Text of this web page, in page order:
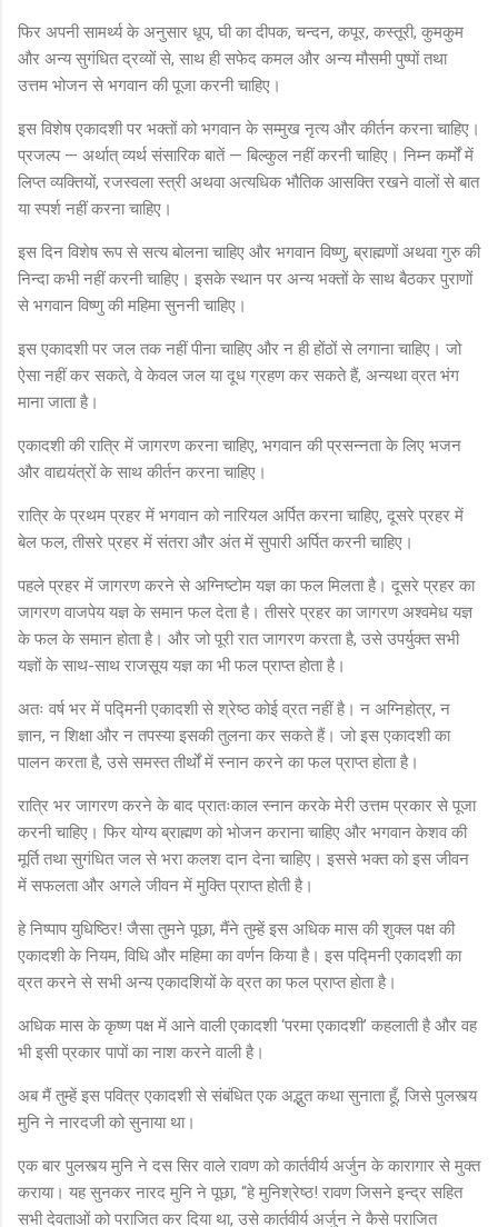
फिर अपनी सामर्थ्य के अनुसार धूप, घी का दीपक, चन्दन, कपूर, कस्तूरी, कुमकुम
और अन्य सुगंधित द्रव्यों से, साथ ही सफेद कमल और अन्य मौसमी पुष्पों तथा
उत्तम भोजन से भगवान की पूजा करनी चाहिए।
इस विशेष एकादशी पर भक्तों को भगवान के सम्मुख नृत्य और कीर्तन करना चाहिए।
प्रजल्प — अर्थात् व्यर्थ संसारिक बातें — बिल्कुल नहीं करनी चाहिए। निम्न कर्मों में
लिप्त व्यक्तियों, रजस्वला स्त्री अथवा अत्यधिक भौतिक आसक्ति रखने वालों से बात
या स्पर्श नहीं करना चाहिए।
इस दिन विशेष रूप से सत्य बोलना चाहिए और भगवान विष्णु, ब्राह्मणों अथवा गुरु की
निन्दा कभी नहीं करनी चाहिए। इसके स्थान पर अन्य भक्तों के साथ बैठकर पुराणों
से भगवान विष्णु की महिमा सुननी चाहिए।
इस एकादशी पर जल तक नहीं पीना चाहिए और न ही होंठों से लगाना चाहिए। जो
ऐसा नहीं कर सकते, वे केवल जल या दूध ग्रहण कर सकते हैं, अन्यथा व्रत भंग
माना जाता है।
एकादशी की रात्रि में जागरण करना चाहिए, भगवान की प्रसन्नता के लिए भजन
और वाद्ययंत्रों के साथ कीर्तन करना चाहिए।
रात्रि के प्रथम प्रहर में भगवान को नारियल अर्पित करना चाहिए, दूसरे प्रहर में
बेल फल, तीसरे प्रहर में संतरा और अंत में सुपारी अर्पित करनी चाहिए।
पहले प्रहर में जागरण करने से अग्निष्टोम यज्ञ का फल मिलता है। दूसरे प्रहर का
जागरण वाजपेय यज्ञ के समान फल देता है। तीसरे प्रहर का जागरण अश्वमेध यज्ञ
के फल के समान होता है। और जो पूरी रात जागरण करता है, उसे उपर्युक्त सभी
यज्ञों के साथ-साथ राजसूय यज्ञ का भी फल प्राप्त होता है।
अतः वर्ष भर में पद्मिनी एकादशी से श्रेष्ठ कोई व्रत नहीं है। न अग्निहोत्र, न
ज्ञान, न शिक्षा और न तपस्या इसकी तुलना कर सकते हैं। जो इस एकादशी का
पालन करता है, उसे समस्त तीर्थों में स्नान करने का फल प्राप्त होता है।
रात्रि भर जागरण करने के बाद प्रातःकाल स्नान करके मेरी उत्तम प्रकार से पूजा
करनी चाहिए। फिर योग्य ब्राह्मण को भोजन कराना चाहिए और भगवान केशव की
मूर्ति तथा सुगंधित जल से भरा कलश दान देना चाहिए। इससे भक्त को इस जीवन
में सफलता और अगले जीवन में मुक्ति प्राप्त होती है।
हे निष्पाप युधिष्ठिर! जैसा तुमने पूछा, मैंने तुम्हें इस अधिक मास की शुक्ल पक्ष की
एकादशी के नियम, विधि और महिमा का वर्णन किया है। इस पद्मिनी एकादशी का
व्रत करने से सभी अन्य एकादशियों के व्रत का फल प्राप्त होता है।
अधिक मास के कृष्ण पक्ष में आने वाली एकादशी ‘परमा एकादशी’ कहलाती है और वह
भी इसी प्रकार पापों का नाश करने वाली है।
अब मैं तुम्हें इस पवित्र एकादशी से संबंधित एक अद्भुत कथा सुनाता हूँ, जिसे पुलस्त्य
मुनि ने नारदजी को सुनाया था।
एक बार पुलस्त्य मुनि ने दस सिर वाले रावण को कार्तवीर्य अर्जुन के कारागार से मुक्त
कराया। यह सुनकर नारद मुनि ने पूछा, “हे मुनिश्रेष्ठ! रावण जिसने इन्द्र सहित
सभी देवताओं को पराजित कर दिया था, उसे कार्तवीर्य अर्जुन ने कैसे पराजित